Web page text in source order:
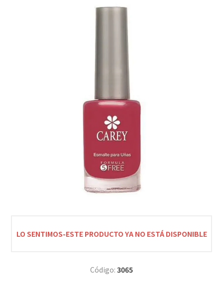
LO SENTIMOS-ESTE PRODUCTO YA NO ESTÁ DISPONIBLE
Código: 3065